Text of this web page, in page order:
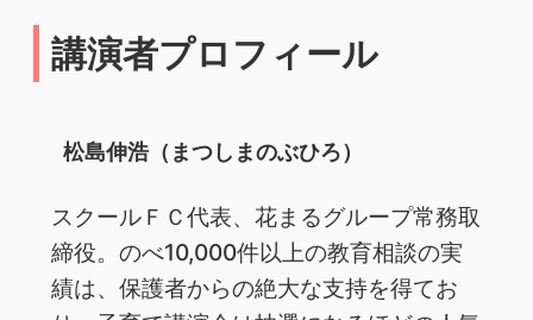
講演者プロフィール
松島伸浩（まつしまのぶひろ）
ス‌クー‌ル‌Ｆ‌Ｃ‌代‌表、‌花‌ま‌る‌グ‌ルー‌プ‌常‌務‌取‌
締‌役。‌の‌べ‌10,000‌件‌以‌上‌の‌教‌育‌相‌談‌の‌実‌
績‌は、‌保‌護‌者‌か‌ら‌の‌絶‌大‌な‌支持を‌得‌て‌お